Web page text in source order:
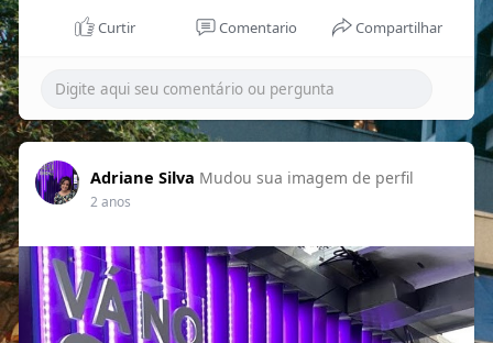
Curtir Comentario Compartilhar
Adriane Silva Mudou sua imagem de perfil
2 anos